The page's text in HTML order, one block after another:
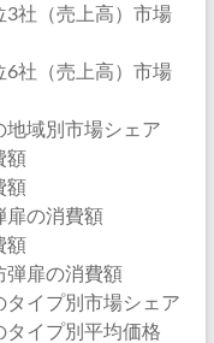
3社（売上高）市場
6社（売上高）市場
地域別市場シェア
額
額
扉の消費額
額
弾扉の消費額
タイプ別市場シェア
タイプ別平均価格